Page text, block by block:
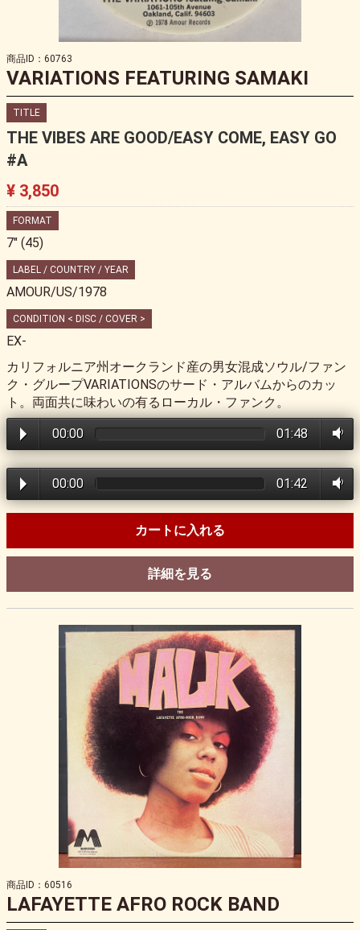
商品ID：60763
VARIATIONS FEATURING SAMAKI
TITLE
THE VIBES ARE GOOD/EASY COME, EASY GO
#A
¥ 3,850
FORMAT
7" (45)
LABEL / COUNTRY / YEAR
AMOUR/US/1978
CONDITION < DISC / COVER >
EX-
カリフォルニア州オークランド産の男女混成ソウル/ファン
ク・グループVARIATIONSのサード・アルバムからのカッ
ト。両面共に味わいの有るローカル・ファンク。
00:00 01:48
00:00 01:42
カートに入れる
詳細を見る
商品ID：60516
LAFAYETTE AFRO ROCK BAND